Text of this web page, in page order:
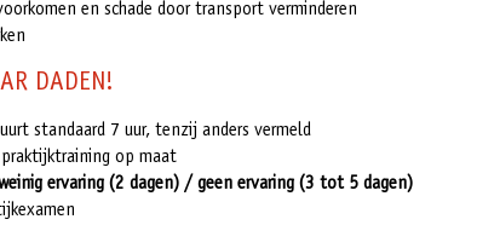
en schade door transport verminderen
DADEN!
standaard 7 uur, tenzij anders vermeld
praktijktraining op maat
ervaring (2 dagen) / geen ervaring (3 tot 5 dagen)